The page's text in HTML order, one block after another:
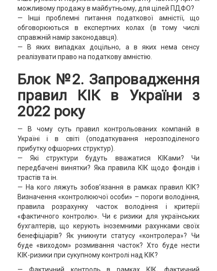
можливому продажу в майбутньому, для цілей ПДФО?
— Інші проблемні питання податкової амністії, що
обговорюються в експертних колах (в тому числі
справжній намір законодавця).
— В яких випадках доцільно, а в яких нема сенсу
реалізувати право на податкову амністію.
Блок №2. Запровадження
правил КІК в України з
2022 року
— В чому суть правил контрольованих компаній в
Україні і в світі (оподаткування нерозподіленого
прибутку офшорних структур).
— Які структури будуть вважатися КІКами? Чи
передбачені винятки? Яка правила КІК щодо фондів і
трастів та ін.
— На кого ляжуть зобов’язання в рамках правил КІК?
Визначення «контролюючої особи» – пороги володіння,
правила розрахунку часток володіння і критерії
«фактичного контролю». Чи є ризики для українських
бухгалтерів, що керують іноземними рахунками своїх
бенефіціарів? Як уникнути статусу «контролера»? Чи
буде «виходом» розмивання часток? Хто буде нести
КІК-ризики при сукупному контролі над КІК?